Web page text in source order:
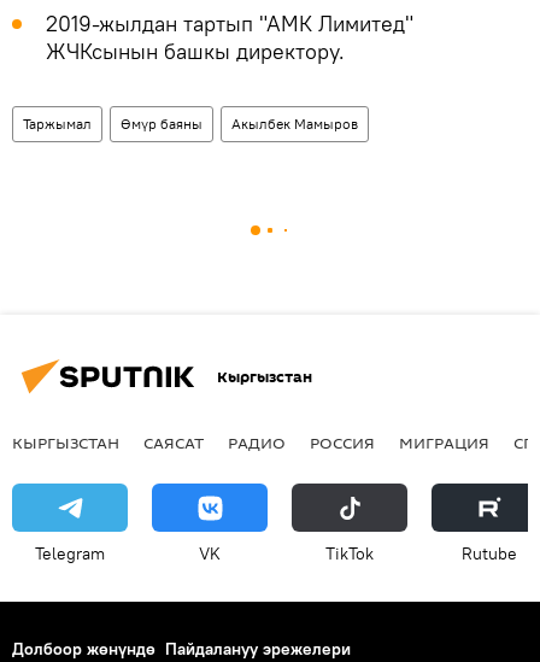
2019-жылдан тартып "АМК Лимитед"
ЖЧКсынын башкы директору.
Таржымал Өмүр баяны Акылбек Мамыров
Кыргызстан
КЫРГЫЗСТАН САЯСАТ РАДИО РОССИЯ МИГРАЦИЯ
Telegram VK ТikТоk Rutube
Долбоор жөнүндө Пайдалануу эрежелери